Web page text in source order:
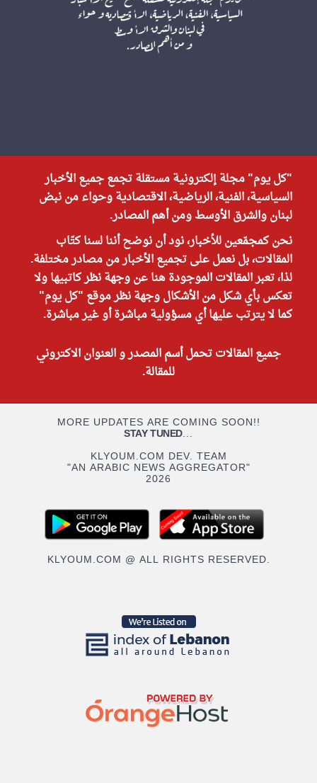
"كل يوم" مجلة إلكترونية مستقلة تجمع جميع الأخبار
السياسية، الفنية، الرياضية، الاقتصادية وحواء من نبض
لبنان والشرق الأوسط ومن أهم المصادر.
نحن كمجمّعين للأخبار، نود أن نوضح أننا لسنا كتّاب
المقالات، بل نعمل على تجميع الأخبار من مصادر مختلفة.
لذا، تعبر المقالات الموجودة هنا عن وجهة نظر كاتبيها ولا
تعكس بأي شكل من الأشكال وجهة نظر موقع "كل يوم"
كما لا يترتب عليها أي مسؤولية مباشرة أو غير مباشرة.
جميع المقالات تحمل أسم المصدر و العنوان الاكتروني
للمقالة.
MORE UPDATES ARE COMING SOON!!
STAY TUNED...
KLYOUM.COM DEV. TEAM
"AN ARABIC NEWS AGGREGATOR"
2026
KLYOUM.COM @ ALL RIGHTS RESERVED.